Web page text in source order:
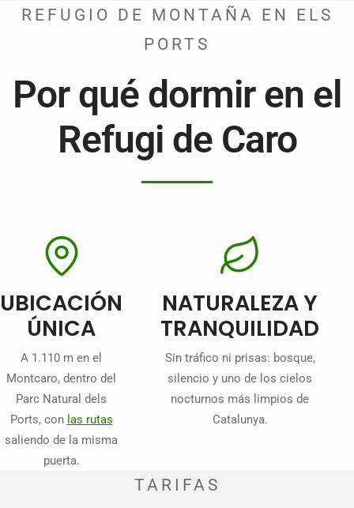
REFUGIO DE MONTAÑA EN ELS
PORTS
Por qué dormir en el
Refugi de Caro
UBICACIÓN
ÚNICA
A 1.110 m en el
Montcaro, dentro del
Parc Natural dels
Ports, con las rutas
saliendo de la misma
puerta.
NATURALEZA Y
TRANQUILIDAD
Sin tráfico ni prisas: bosque,
silencio y uno de los cielos
nocturnos más limpios de
Catalunya.
TARIFAS